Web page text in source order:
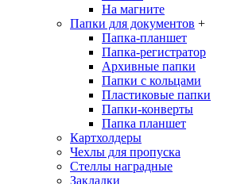
На магните
Папки для документов +
Папка-планшет
Папка-регистратор
Архивные папки
Папки с кольцами
Пластиковые папки
Папки-конверты
Папка планшет
Картхолдеры
Чехлы для пропуска
Стеллы наградные
Закладки